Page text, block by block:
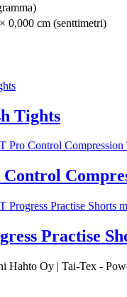
0,000 cm (senttimetri)
Tights
Practise
Hahto Oy | Tai-Tex -